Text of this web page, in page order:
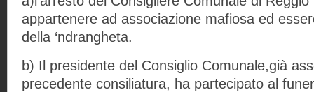
appartenere ad associazione mafiosa ed
della ‘ndrangheta.
b) Il presidente del Consiglio Comunale,già
precedente consiliatura, ha partecipato al